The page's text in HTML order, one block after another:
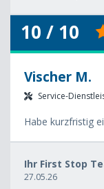
10 / 10
Vischer M.
Service-
Habe kurzfristig
Ihr First Stop
27.05.26